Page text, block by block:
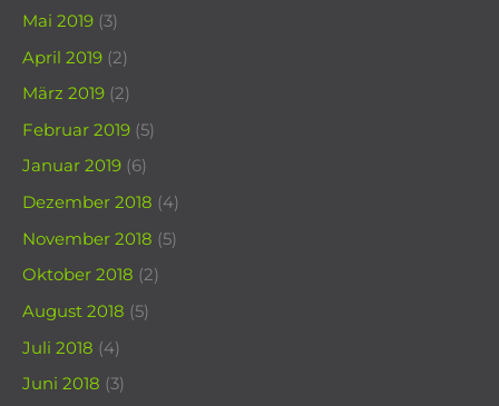
Mai 2019 (3)
April 2019 (2)
März 2019 (2)
Februar 2019 (5)
Januar 2019 (6)
Dezember 2018 (4)
November 2018 (5)
Oktober 2018 (2)
August 2018 (5)
Juli 2018 (4)
Juni 2018 (3)